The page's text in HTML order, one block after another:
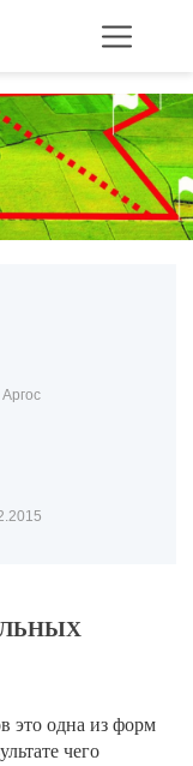
это одна из форм
чего